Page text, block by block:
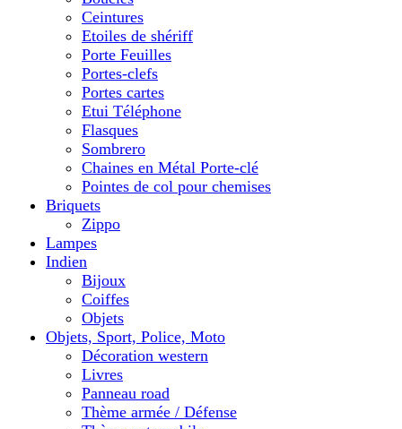
Ceintures
Etoiles de shériff
Porte Feuilles
Portes-clefs
Portes cartes
Etui Téléphone
Flasques
Sombrero
Chaines en Métal Porte-clé
Pointes de col pour chemises
Briquets
Zippo
Lampes
Indien
Bijoux
Coiffes
Objets
Objets, Sport, Police, Moto
Décoration western
Livres
Panneau road
Thème armée / Défense